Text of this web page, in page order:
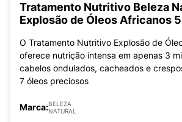
Tratamento Nutritivo Beleza
Explosão de Óleos Africanos
O Tratamento Nutritivo Explosão de
oferece nutrição intensa em apenas 3
cabelos ondulados, cacheados e
7 óleos preciosos
Marca:BELEZA
NATURAL